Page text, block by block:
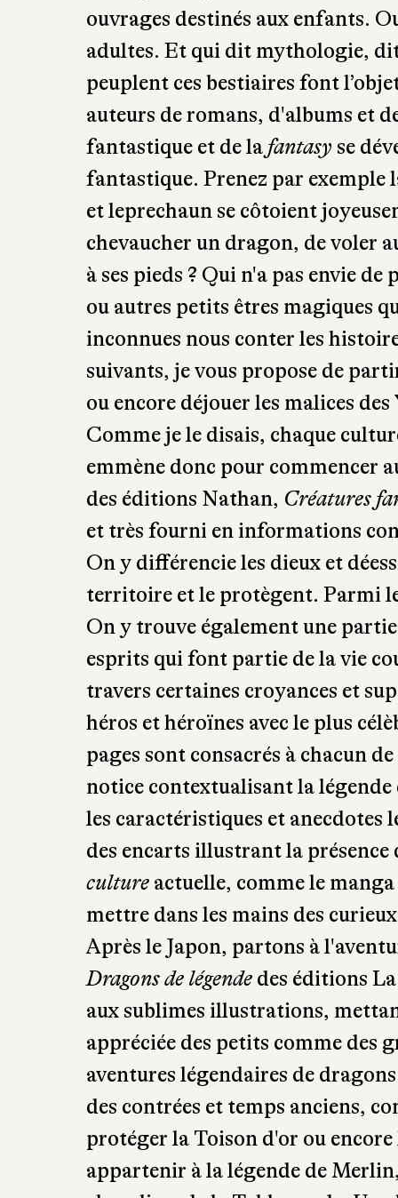
Les mythologies du monde
ouvrages destinés aux enfants.
adultes. Et qui dit mythologie,
peuplent ces bestiaires font
auteurs de romans, d'albums et
fantastique et de la fantasyse
fantastique. Prenez par exemple
et leprechaun se côtoient
chevaucher un dragon, de voler
à ses pieds ? Qui n'a pas envie
ou autres petits êtres magiques
inconnues nous conter les
suivants, je vous propose de
ou encore déjouer les malices
Comme je le disais, chaque
emmène donc pour commencer
des éditions Nathan,Créatures
et très fourni en informations
On y différencie les dieux et
territoire et le protègent. Parmi
On y trouve également une
esprits qui font partie de la vie
travers certaines croyances et
héros et héroïnes avec le plus
pages sont consacrés à chacun
notice contextualisant la légende
les caractéristiques et anecdotes
des encarts illustrant la
cultureactuelle, comme le
mettre dans les mains des
Après le Japon, partons à
Dragons de légendedes éditions
aux sublimes illustrations,
appréciée des petits comme des
aventures légendaires de
des contrées et temps anciens,
protéger la Toison d'or ou